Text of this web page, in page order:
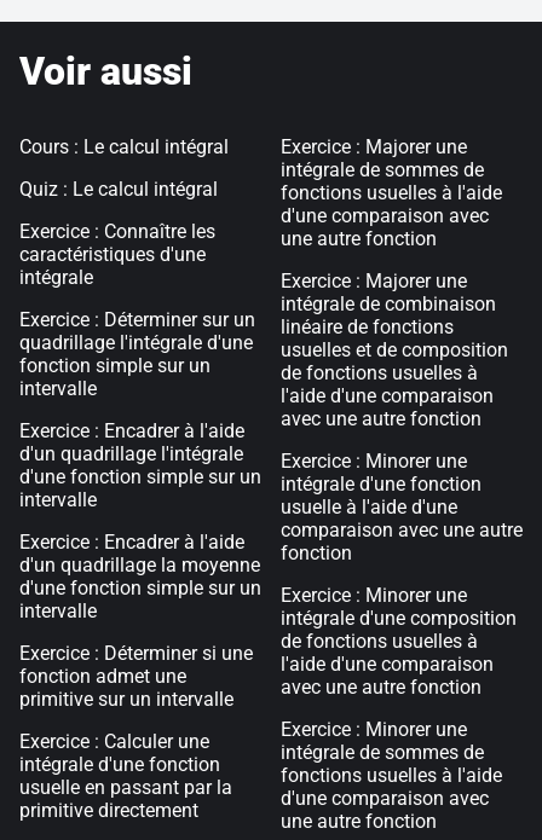
Voir aussi
Cours : Le calcul intégral
Quiz : Le calcul intégral
Exercice : Connaître les
caractéristiques d'une
intégrale
Exercice : Déterminer sur un
quadrillage l'intégrale d'une
fonction simple sur un
intervalle
Exercice : Encadrer à l'aide
d'un quadrillage l'intégrale
d'une fonction simple sur un
intervalle
Exercice : Encadrer à l'aide
d'un quadrillage la moyenne
d'une fonction simple sur un
intervalle
Exercice : Déterminer si une
fonction admet une
primitive sur un intervalle
Exercice : Calculer une
intégrale d'une fonction
usuelle en passant par la
primitive directement
Exercice : Majorer une
intégrale de sommes de
fonctions usuelles à l'aide
d'une comparaison avec
une autre fonction
Exercice : Majorer une
intégrale de combinaison
linéaire de fonctions
usuelles et de composition
de fonctions usuelles à
l'aide d'une comparaison
avec une autre fonction
Exercice : Minorer une
intégrale d'une fonction
usuelle à l'aide d'une
comparaison avec une autre
fonction
Exercice : Minorer une
intégrale d'une composition
de fonctions usuelles à
l'aide d'une comparaison
avec une autre fonction
Exercice : Minorer une
intégrale de sommes de
fonctions usuelles à l'aide
d'une comparaison avec
une autre fonction